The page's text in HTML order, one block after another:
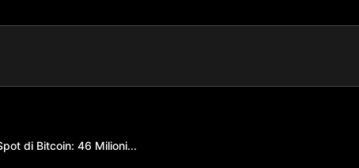
di Bitcoin: 46 Milioni...